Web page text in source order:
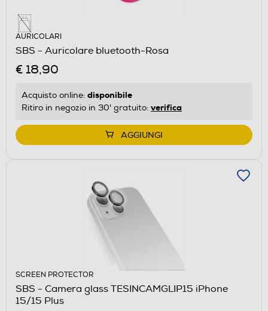
AURICOLARI
SBS - Auricolare bluetooth-Rosa
€ 18,90
Acquisto online: disponibile
Ritiro in negozio in 30' gratuito: verifica
AGGIUNGI
SCREEN PROTECTOR
SBS - Camera glass TESINCAMGLIP15 iPhone
15/15 Plus